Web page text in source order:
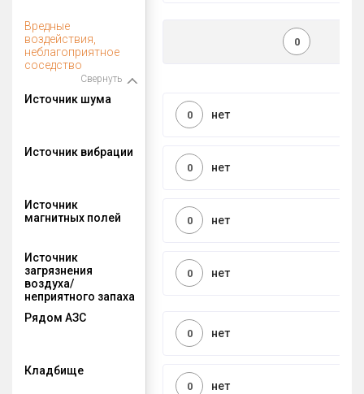
Вредные
воздействия,
неблагоприятное
соседство
Свернуть
0
Источник шума
нет
0
Источник вибрации
нет
0
Источник
магнитных полей
нет
0
Источник
загрязнения
воздуха/
неприятного запаха
нет
0
Рядом АЗС
нет
0
Кладбище
нет
0